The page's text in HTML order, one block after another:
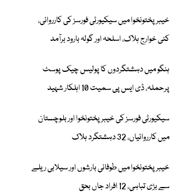
خیبر پختونخوا میں سیکیورٹی فورسز کی کارروائی،
کئی خوارج ہلاک، اسلحہ اور گولہ بارود برآمد
ہنگو میں دہشتگردوں کا پولیس چیک پوسٹ
پرحملہ، ڈی ایس پی سمیت 10 اہلکار شہید
سیکیورٹی فورسز کی خیبر پختونخوا اور بلوچستان
میں کارروائیاں، 32 دہشتگرد ہلاک
خیبرپختونخوا میں طوفانی بارشوں اور سیلابی ریلے
سے بڑی تباہی، 12 افراد جاں بحق